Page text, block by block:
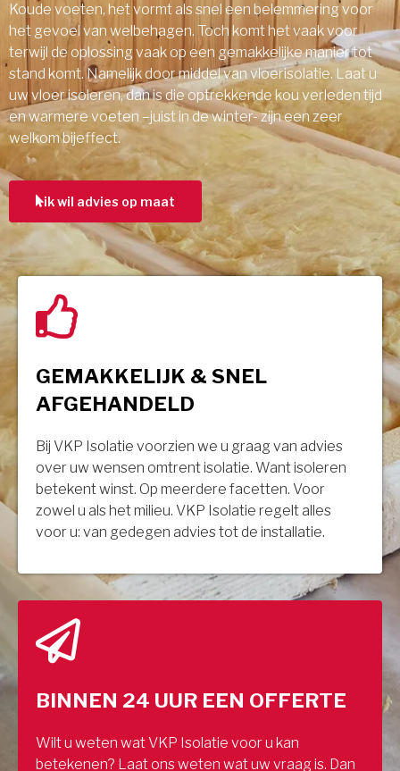
Koude voeten, het vormt als snel een belemmering voor
het gevoel van welbehagen. Toch komt het vaak voor
terwijl de oplossing vaak op een gemakkelijke manier tot
stand komt. Namelijk door middel van vloerisolatie. Laat u
uw vloer isoleren, dan is die optrekkende kou verleden tijd
en warmere voeten –juist in de winter- zijn een zeer
welkom bijeffect.
ik wil advies op maat
GEMAKKELIJK & SNEL
AFGEHANDELD
Bij VKP Isolatie voorzien we u graag van advies
over uw wensen omtrent isolatie. Want isoleren
betekent winst. Op meerdere facetten. Voor
zowel u als het milieu. VKP Isolatie regelt alles
voor u: van gedegen advies tot de installatie.
BINNEN 24 UUR EEN OFFERTE
Wilt u weten wat VKP Isolatie voor u kan
betekenen? Laat ons weten wat uw vraag is. Dan